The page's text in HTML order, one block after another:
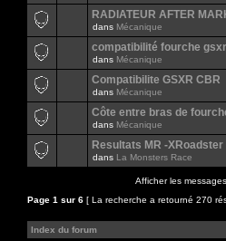
RADIATEUR AFTER
dans Mécanique
compatibilité fourche gsxr
dans Mécanique
Compatibilite GSXR CBR
dans Mécanique
Côte entre bras de
dans Mécanique
Resultats MR -XRoadster
dans La Monsters Race
Afficher les
Page 1 sur 6 [ La recherche a retourné 270
Index du forum